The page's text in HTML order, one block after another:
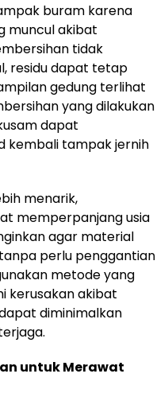
buram karena
muncul akibat
tidak
residu dapat tetap
gedung terlihat
yang dilakukan
dapat
kembali tampak jernih
menarik,
memperpanjang usia
agar material
perlu penggantian
metode yang
kerusakan akibat
diminimalkan
untuk Merawat